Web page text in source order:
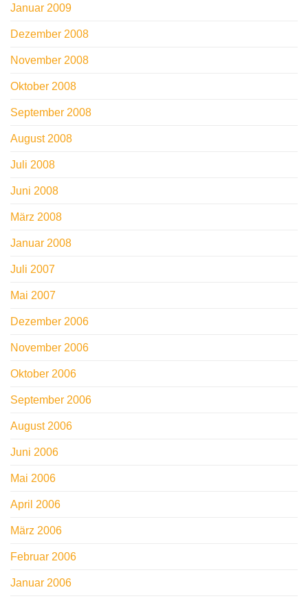
Januar 2009
Dezember 2008
November 2008
Oktober 2008
September 2008
August 2008
Juli 2008
Juni 2008
März 2008
Januar 2008
Juli 2007
Mai 2007
Dezember 2006
November 2006
Oktober 2006
September 2006
August 2006
Juni 2006
Mai 2006
April 2006
März 2006
Februar 2006
Januar 2006